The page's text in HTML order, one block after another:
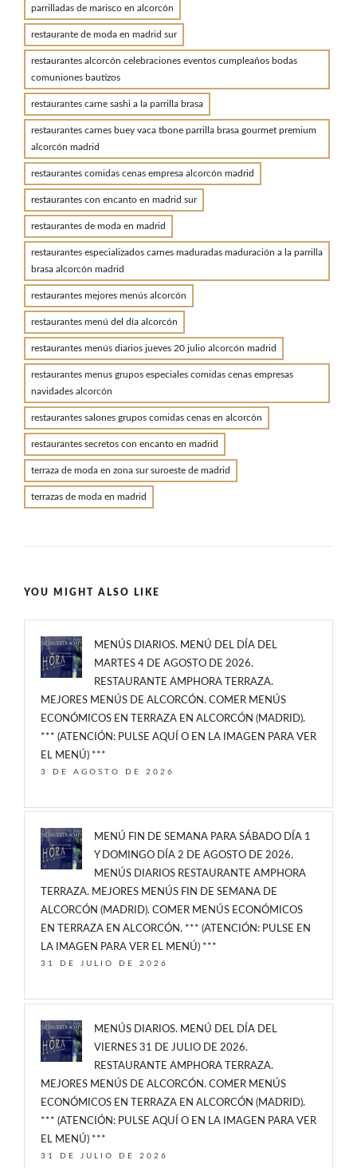
parrilladas de marisco en alcorcón
restaurante de moda en madrid sur
restaurantes alcorcón celebraciones eventos cumpleaños bodas
comuniones bautizos
restaurantes carne sashi a la parrilla brasa
restaurantes carnes buey vaca tbone parrilla brasa gourmet premium
alcorcón madrid
restaurantes comidas cenas empresa alcorcón madrid
restaurantes con encanto en madrid sur
restaurantes de moda en madrid
restaurantes especializados carnes maduradas maduración a la parrilla
brasa alcorcón madrid
restaurantes mejores menús alcorcón
restaurantes menú del día alcorcón
restaurantes menús diarios jueves 20 julio alcorcón madrid
restaurantes menus grupos especiales comidas cenas empresas
navidades alcorcón
restaurantes salones grupos comidas cenas en alcorcón
restaurantes secretos con encanto en madrid
terraza de moda en zona sur suroeste de madrid
terrazas de moda en madrid
YOU MIGHT ALSO LIKE
MENÚS DIARIOS. MENÚ DEL DÍA DEL
MARTES 4 DE AGOSTO DE 2026.
RESTAURANTE AMPHORA TERRAZA.
MEJORES MENÚS DE ALCORCÓN. COMER MENÚS
ECONÓMICOS EN TERRAZA EN ALCORCÓN (MADRID).
*** (ATENCIÓN: PULSE AQUÍ O EN LA IMAGEN PARA VER
EL MENÚ) ***
3 DE AGOSTO DE 2026
MENÚ FIN DE SEMANA PARA SÁBADO DÍA 1
Y DOMINGO DÍA 2 DE AGOSTO DE 2026.
MENÚS DIARIOS RESTAURANTE AMPHORA
TERRAZA. MEJORES MENÚS FIN DE SEMANA DE
ALCORCÓN (MADRID). COMER MENÚS ECONÓMICOS
EN TERRAZA EN ALCORCÓN. *** (ATENCIÓN: PULSE EN
LA IMAGEN PARA VER EL MENÚ) ***
31 DE JULIO DE 2026
MENÚS DIARIOS. MENÚ DEL DÍA DEL
VIERNES 31 DE JULIO DE 2026.
RESTAURANTE AMPHORA TERRAZA.
MEJORES MENÚS DE ALCORCÓN. COMER MENÚS
ECONÓMICOS EN TERRAZA EN ALCORCÓN (MADRID).
*** (ATENCIÓN: PULSE AQUÍ O EN LA IMAGEN PARA VER
EL MENÚ) ***
31 DE JULIO DE 2026